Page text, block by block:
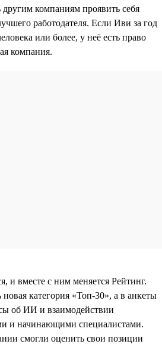
компаниям проявить себя
работодателя. Если Иви за год
или более, у неё есть право
компания.
и вместе с ним меняется Рейтинг.
категория «Топ-30», а в анкеты
об ИИ и взаимодействии
и начинающими специалистами.
смогли оценить свои позиции